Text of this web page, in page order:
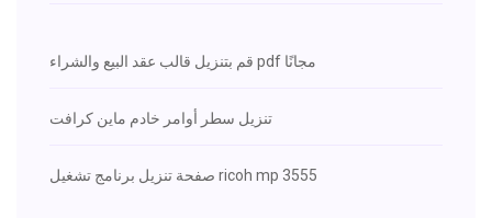
قم بتنزيل قالب عقد البيع والشراء pdf مجانًا
تنزيل سطر أوامر خادم ماين كرافت
صفحة تنزيل برنامج تشغيل ricoh mp 3555